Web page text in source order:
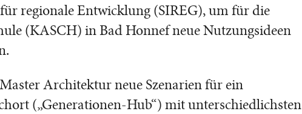
regionale Entwicklung (SIREG), um für die
(KASCH) in Bad Honnef neue Nutzungsideen
Architektur neue Szenarien für ein
(„Generationen-Hub“) mit unterschiedlichsten